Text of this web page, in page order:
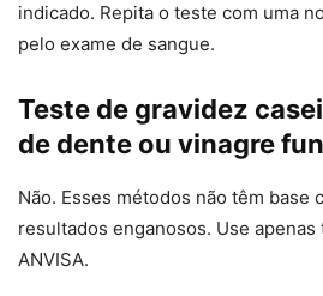
indicado. Repita o teste com uma
pelo exame de sangue.
Teste de gravidez
de dente ou vinagre
Não. Esses métodos não têm base
resultados enganosos. Use
ANVISA.